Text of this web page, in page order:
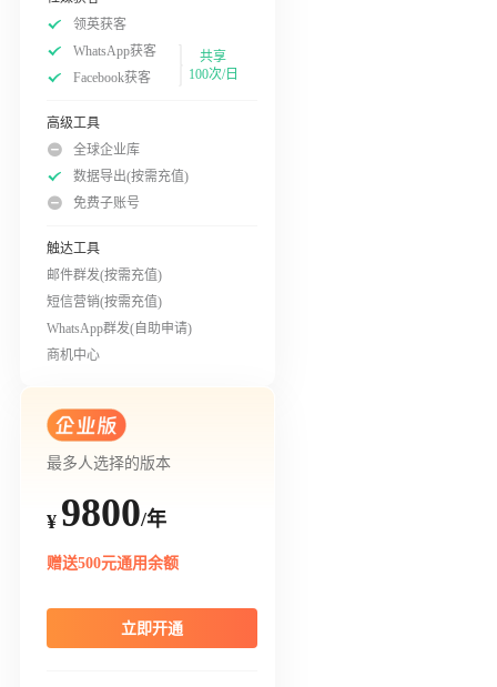
领英获客
WhatsApp获客
Facebook获客
共享
100次/日
高级工具
全球企业库
数据导出(按需充值)
免费子账号
触达工具
邮件群发(按需充值)
短信营销(按需充值)
WhatsApp群发(自助申请)
商机中心
最多人选择的版本
¥ 9800/年
赠送500元通用余额
立即开通